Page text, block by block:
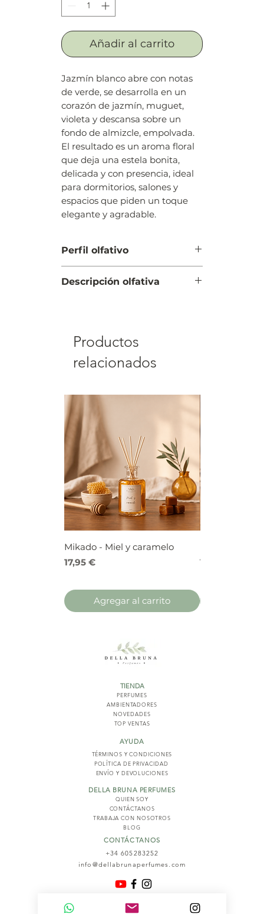
Añadir al carrito
Jazmín blanco abre con notas
de verde, se desarrolla en un
corazón de jazmín, muguet,
violeta y descansa sobre un
fondo de almizcle, empolvada.
El resultado es un aroma floral
que deja una estela bonita,
delicada y con presencia, ideal
para dormitorios, salones y
espacios que piden un toque
elegante y agradable.
Perfil olfativo
Descripción olfativa
Productos
relacionados
Mikado - Miel y caramelo
Precio
17,95 €
Agregar al carrito
Precio
17,95 €
TIENDA
PERFUMES
AMBIENTADORES
NOVEDADES
TOP VENTAS
AYUDA
TÉRMINOS Y CONDICIONES
POLÍTICA DE PRIVACIDAD
ENVÍO Y DEVOLUCIONES
DELLA BRUNA PERFUMES
QUIEN SOY
CONTÁCTANOS
TRABAJA CON NOSOTROS
BLOG
CONTÁCTANOS
+34 605283252
info@dellabrunaperfumes.com
Della Bruna Perfumes